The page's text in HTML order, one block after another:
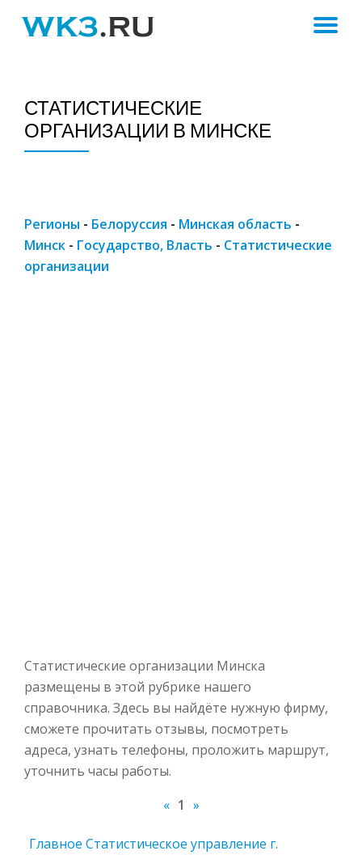
СТАТИСТИЧЕСКИЕ
ОРГАНИЗАЦИИ В МИНСКЕ
Регионы - Белоруссия - Минская область -
Минск - Государство, Власть - Статистические
организации
Статистические организации Минска
размещены в этой рубрике нашего
справочника. Здесь вы найдёте нужную фирму,
сможете прочитать отзывы, посмотреть
адреса, узнать телефоны, проложить маршрут,
уточнить часы работы.
« 1 »
Главное Статистическое управление г.